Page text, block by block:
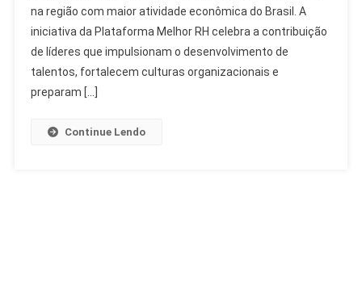
Melhor
RH
Sudeste
Reconhece
na região com maior atividade econômica do Brasil. A
iniciativa da Plataforma Melhor RH celebra a contribuição
de líderes que impulsionam o desenvolvimento de
talentos, fortalecem culturas organizacionais e
preparam […]
Continue Lendo